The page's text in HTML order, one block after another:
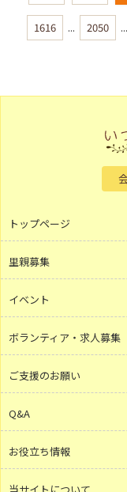
1616 ... 2050 ...
トップページ
里親募集
イベント
ボランティア・求人募集
ご支援のお願い
Q&A
お役立ち情報